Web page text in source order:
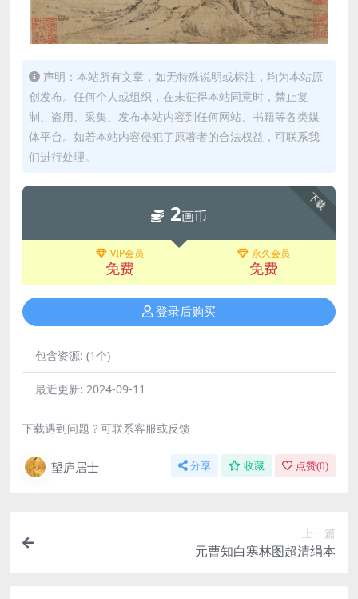
声明：本站所有文章，如无特殊说明或标注，均为本站原
创发布。任何个人或组织，在未征得本站同意时，禁止复
制、盗用、采集、发布本站内容到任何网站、书籍等各类媒
体平台。如若本站内容侵犯了原著者的合法权益，可联系我
们进行处理。
下载
2画币
VIP会员
免费
永久会员
免费
登录后购买
包含资源: (1个)
最近更新: 2024-09-11
下载遇到问题？可联系客服或反馈
望庐居士 分享 收藏 点赞(0)
上一篇
元曹知白寒林图超清绢本